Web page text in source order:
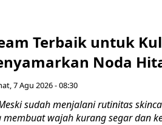
Terbaik untuk
Noda
7 Agu 2026 - 08:30
Meski sudah menjalani rutinitas
membuat wajah kurang segar dan